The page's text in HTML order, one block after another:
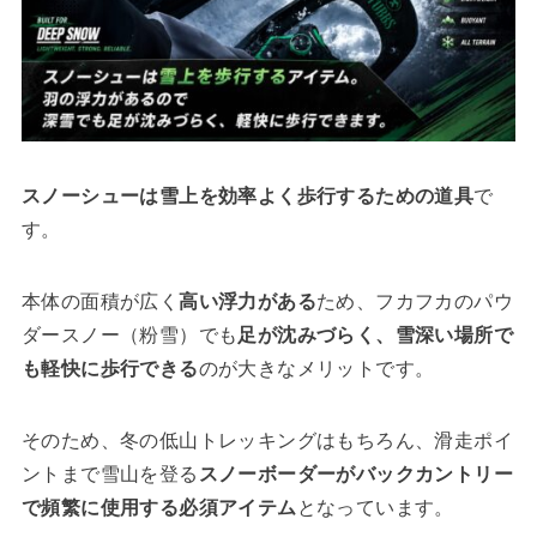
スノーシューは雪上を効率よく歩行するための道具で
す。
本体の面積が広く高い浮力があるため、フカフカのパウ
ダースノー（粉雪）でも 足が沈みづらく、雪深い場所で
も軽快に歩行できるのが大きなメリットです。
そのため、冬の低山トレッキングはもちろん、滑走ポイ
ントまで雪山を登る スノーボーダーがバックカントリー
で頻繁に使用する必須アイテム となっています。